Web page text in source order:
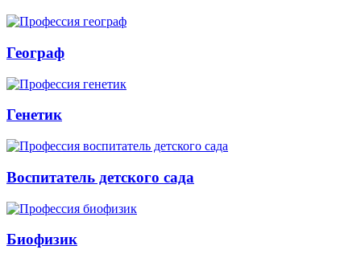
Географ
Генетик
Воспитатель детского сада
Биофизик